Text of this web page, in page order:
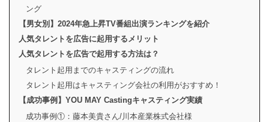
ング
【男女別】2024年急上昇TV番組出演ランキングを紹介
人気タレントを広告に起用するメリット
人気タレントを広告で起用する方法は？
タレント起用までのキャスティングの流れ
タレント起用はキャスティング会社の利用がおすすめ！
【成功事例】YOU MAY Castingキャスティング実績
成功事例①：藤本美貴さん/川本産業株式会社様